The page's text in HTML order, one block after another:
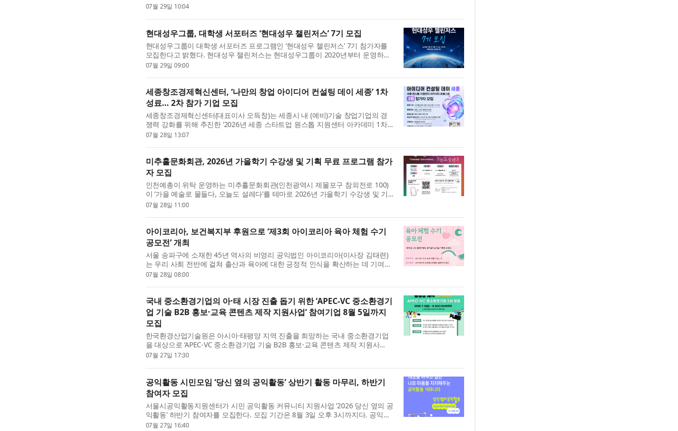
는 8월 14일부터 9월 7일까지 참여 여행사를 모집한다고 밝혔다. 최근 중국의 한
07월 29일 10:04
현대성우그룹, 대학생 서포터즈 ‘현대성우 챌린저스’ 7기 모집
현대성우그룹이 대학생 서포터즈 프로그램인 ‘현대성우 챌린저스’ 7기 참가자를
모집한다고 밝혔다. 현대성우 챌린저스는 현대성우그룹이 2020년부터 운영하고
있는 대학생 서포터즈 프로그램으로, ‘도전’이라는 기업 가치관을 바탕으로 대학
07월 29일 09:00
세종창조경제혁신센터, ‘나만의 창업 아이디어 컨설팅 데이 세종’ 1차
성료… 2차 참가 기업 모집
세종창조경제혁신센터(대표이사 오득창)는 세종시 내 (예비)기술 창업기업의 경
쟁력 강화를 위해 추진한 ‘2026년 세종 스타트업 원스톱 지원센터 아카데미 1차
프로그램’을 성공적으로 마무리하고, 오는 8월 27일(목) 개최되는 2차 프로그램
07월 28일 13:07
미추홀문화회관, 2026년 가을학기 수강생 및 기획 무료 프로그램 참가
자 모집
인천예총이 위탁 운영하는 미추홀문화회관(인천광역시 제물포구 참외전로 100)
이 ‘가을 예술로 물들다, 오늘도 설레다’를 테마로 2026년 가을학기 수강생 및 기
획 무료 프로그램 참가자를 모집한다. ◇ 문화예술 향유 기회, 총 70여 개 정규 강
07월 28일 11:00
아이코리아, 보건복지부 후원으로 ‘제3회 아이코리아 육아 체험 수기
공모전’ 개최
서울 송파구에 소재한 45년 역사의 비영리 공익법인 아이코리아(이사장 김태련)
는 우리 사회 전반에 걸쳐 출산과 육아에 대한 긍정적 인식을 확산하는 데 기여하
고자 지난해에 이어 ‘제3회 아이코리아 육아 체험 수기 공모전’을 개최한다고 밝혔
07월 28일 08:00
국내 중소환경기업의 아·태 시장 진출 돕기 위한 ‘APEC-VC 중소환경기
업 기술 B2B 홍보·교육 콘텐츠 제작 지원사업’ 참여기업 8월 5일까지
모집
한국환경산업기술원은 아시아·태평양 지역 진출을 희망하는 국내 중소환경기업
을 대상으로 ‘APEC-VC 중소환경기업 기술 B2B 홍보·교육 콘텐츠 제작 지원사
업’의 참여기업을 8월 5일(수)까지 모집한다고 밝혔다. 이번 사업은 APEC-VC 국제
07월 27일 17:30
공익활동 시민모임 ‘당신 옆의 공익활동’ 상반기 활동 마무리, 하반기
참여자 모집
서울시공익활동지원센터가 시민 공익활동 커뮤니티 지원사업 ‘2026 당신 옆의 공
익활동’ 하반기 참여자를 모집한다. 모집 기간은 8월 3일 오후 3시까지다. 공익활
동에 관심 있는 시민이라면 누구나 지원할 수 있으며, 선발된 참여자는 8월 오리
07월 27일 16:40